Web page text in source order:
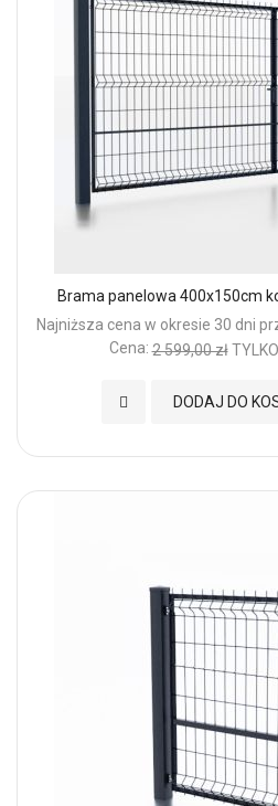
Brama panelowa 400x150cm
Najniższa cena w okresie 30 dni
Cena: 2 599,00 zł
DODAJ DO
Dodaj do Ulubionych